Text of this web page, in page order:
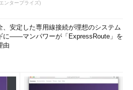
ンタープライズ)
、安定した専用線接続が理想のシステム
に――マンパワーが「ExpressRoute」を
由